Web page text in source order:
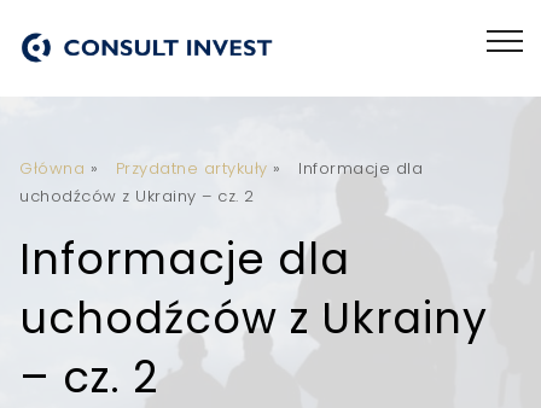
Główna » Przydatne artykuły »
Informacje dla
uchodźców z Ukrainy – cz. 2
Informacje dla
uchodźców z Ukrainy
– cz. 2